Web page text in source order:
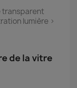
transparent
lumière >
de la vitre